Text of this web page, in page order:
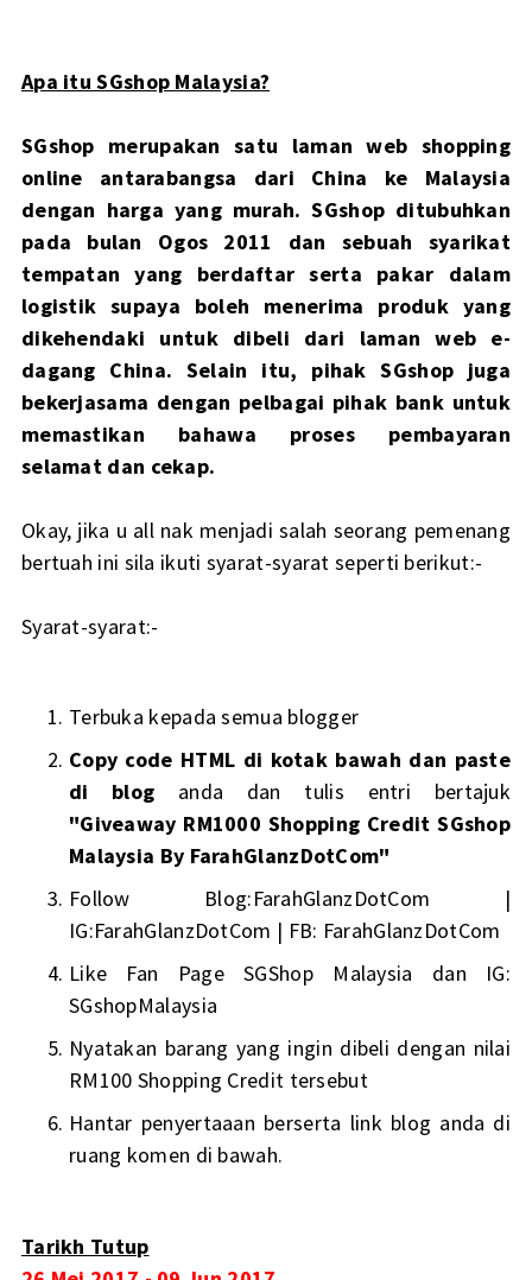
Apa itu SGshop Malaysia?
SGshop merupakan satu laman web shopping
online antarabangsa dari China ke Malaysia
dengan harga yang murah. SGshop ditubuhkan
pada bulan Ogos 2011 dan sebuah syarikat
tempatan yang berdaftar serta pakar dalam
logistik supaya boleh menerima produk yang
dikehendaki untuk dibeli dari laman web e-
dagang China. Selain itu, pihak SGshop juga
bekerjasama dengan pelbagai pihak bank untuk
memastikan bahawa proses pembayaran
selamat dan cekap.
Okay, jika u all nak menjadi salah seorang pemenang
bertuah ini sila ikuti syarat-syarat seperti berikut:-
Syarat-syarat:-
Terbuka kepada semua blogger
Copy code HTML di kotak bawah dan paste
di blog anda dan tulis entri bertajuk
"Giveaway RM1000 Shopping Credit SGshop
Malaysia By FarahGlanzDotCom"
Follow Blog:FarahGlanzDotCom |
IG:FarahGlanzDotCom | FB: FarahGlanzDotCom
Like Fan PageSGShop Malaysia dan IG:
SGshopMalaysia
Nyatakan barang yang ingin dibeli dengan nilai
RM100 Shopping Credit tersebut
Hantar penyertaaan berserta link blog anda di
ruang komen di bawah.
Tarikh Tutup